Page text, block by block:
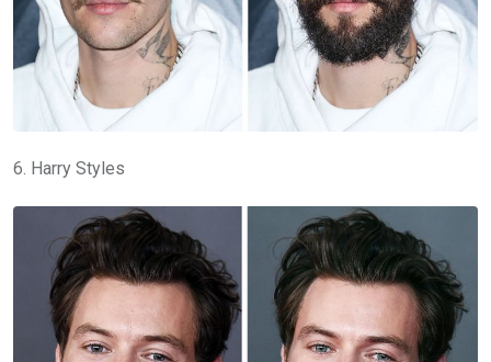
6. Harry Styles